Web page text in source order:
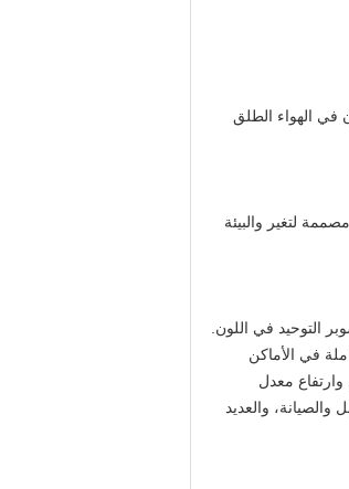
في الهواء الطلق
لتغير والبيئة
التوحيد في اللون.
في الأماكن
وارتفاع معدل
والعديد